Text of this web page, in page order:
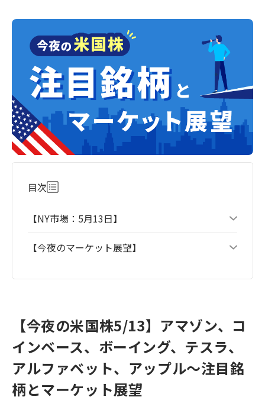
目次
【NY市場：5月13日】
【今夜のマーケット展望】
【今夜の米国株5/13】アマゾン、コ
インベース、ボーイング、テスラ、
アルファベット、アップル～注目銘
柄とマーケット展望